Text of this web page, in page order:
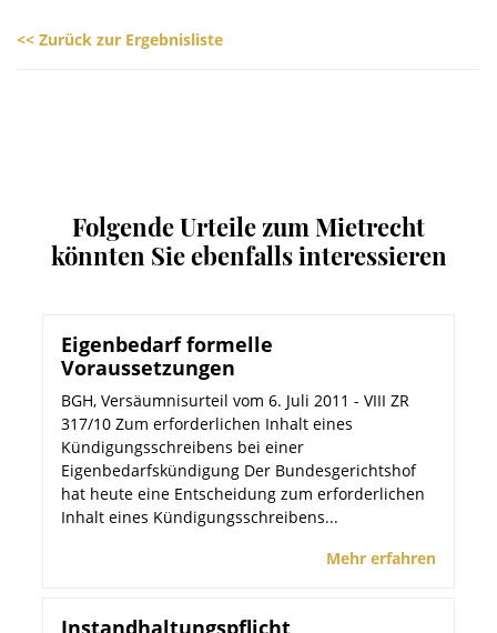
<< Zurück zur Ergebnisliste
Folgende Urteile zum Mietrecht
könnten Sie ebenfalls interessieren
Eigenbedarf formelle
Voraussetzungen
BGH, Versäumnisurteil vom 6. Juli 2011 - VIII ZR
317/10 Zum erforderlichen Inhalt eines
Kündigungsschreibens bei einer
Eigenbedarfskündigung Der Bundesgerichtshof
hat heute eine Entscheidung zum erforderlichen
Inhalt eines Kündigungsschreibens...
Mehr erfahren
Instandhaltungspflicht